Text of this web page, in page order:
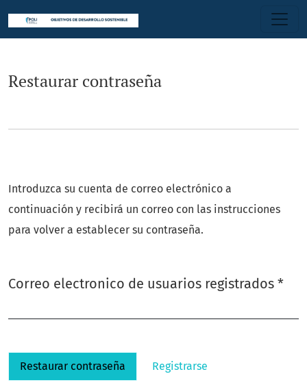
Restaurar contraseña
Introduzca su cuenta de correo electrónico a
continuación y recibirá un correo con las instrucciones
para volver a establecer su contraseña.
Correo electronico de usuarios registrados *
Restaurar contraseña Registrarse